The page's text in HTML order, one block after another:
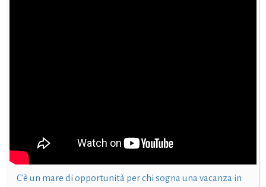
C'è un mare di opportunità per chi sogna una vacanza in